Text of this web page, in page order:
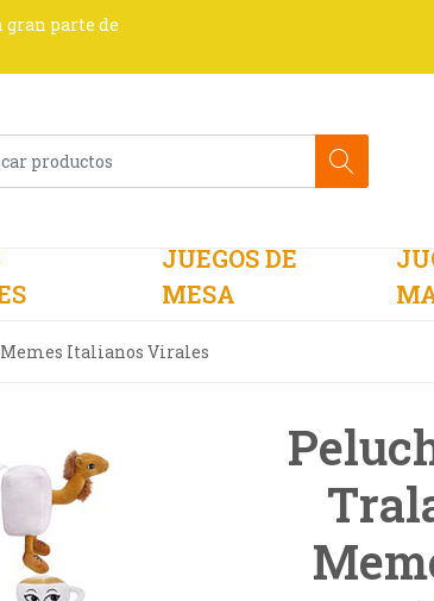
gran parte de
JUEGOS DE
MESA
Italianos Virales